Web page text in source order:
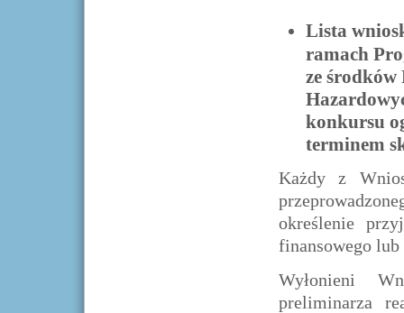
Lista
ramach
ze środków
konkursu
terminem
Każdy z
określenie
finansowego
Wyłonieni
preliminarza